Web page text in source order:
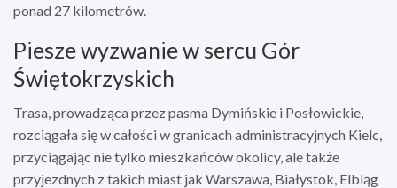
ponad 27 kilometrów.
Piesze wyzwanie w sercu Gór
Świętokrzyskich
Trasa, prowadząca przez pasma Dymińskie i Posłowickie,
rozciągała się w całości w granicach administracyjnych Kielc,
przyciągając nie tylko mieszkańców okolicy, ale także
przyjezdnych z takich miast jak Warszawa, Białystok, Elbląg